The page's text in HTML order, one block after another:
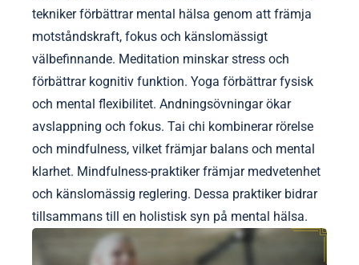
tekniker förbättrar mental hälsa genom att främja
motståndskraft, fokus och känslomässigt
välbefinnande. Meditation minskar stress och
förbättrar kognitiv funktion. Yoga förbättrar fysisk
och mental flexibilitet. Andningsövningar ökar
avslappning och fokus. Tai chi kombinerar rörelse
och mindfulness, vilket främjar balans och mental
klarhet. Mindfulness-praktiker främjar medvetenhet
och känslomässig reglering. Dessa praktiker bidrar
tillsammans till en holistisk syn på mental hälsa.